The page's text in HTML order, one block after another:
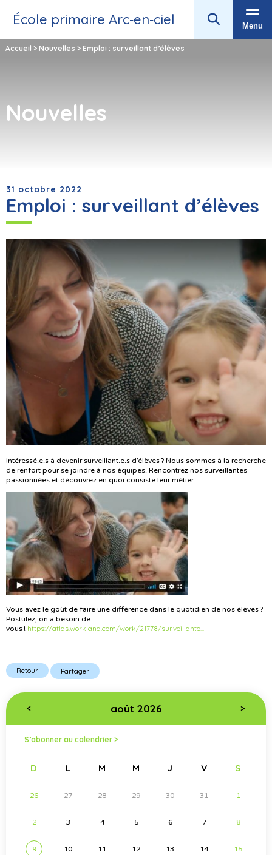
École primaire Arc‑en‑ciel Menu
Accueil > Nouvelles > Emploi : surveillant d’élèves
Nouvelles
31 octobre 2022
Emploi : surveillant d’élèves
Intéressé.e.s à devenir surveillant.e.s d’élèves ? Nous sommes à la recherche
de renfort pour se joindre à nos équipes. Rencontrez nos surveillantes
passionnées et découvrez en quoi consiste leur métier.
Vous avez le goût de faire une différence dans le quotidien de nos élèves ?
Postulez, on a besoin de
vous ! https://atlas.workland.com/work/21778/surveillante...
Retour Partager
< août 2026 >
S’abonner au calendrier >
D L M M J V S
26 27 28 29 30 31 1
2 3 4 5 6 7 8
9 10 11 12 13 14 15